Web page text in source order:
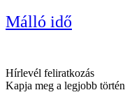
Málló idő
Hírlevél feliratkozás
Kapja meg a legjobb